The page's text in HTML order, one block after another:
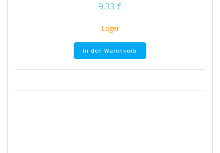
9,33 €
Lager
In den Warenkorb